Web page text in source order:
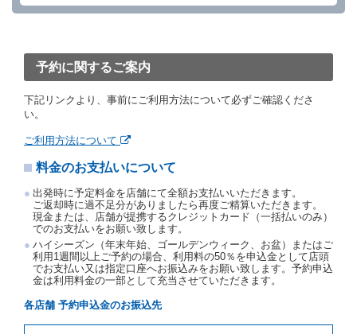
を１時間以上経過してもレンタカー貸渡契約（以下
約取消手数料を当社に支払うものとし、当社は、この
予約取消手数料の支払いがあったときは、受領済の予
約申込金を借受人に返還するものとします。
当社の都合により、予約が取り消されたとき、又は貸
約申込金を返還するものとします。
若しくは当社のいずれの責にもよらない事由により貸
たものとします。この場合、当社は受領済の予約申込
金を返還するものとします。
第５条（代替レンタカー）
当社は、借受人から予約のあった車種クラスのレンタ
カーを貸し渡すことができないときは、予約と異なる
車種クラスのレンタカー（以下「代替レンタカー」と
いいます。）の貸渡しを申し入れることができるもの
とします。
予約に関するご案内
下記リンクより、事前にご利用方法について必ずご確認くださ
い。
ご利用方法について
料金のお支払いについて
出発時に予定料金を店舗にて全額お支払いいただきます。
ご返却時に過不足分がありましたら再度ご精算いただきます。
現金または、店舗が提携するクレジットカード（一括払いのみ）
でのお支払いをお願い致します。
ハイシーズン（年末年始、ゴールデンウィーク、お盆）またはご
利用1週間以上ご予約の場合、利用料の50％を申込金として店頭
でお支払い又は指定口座へお振込みをお願い致します。予約申込
金は利用料金の一部として充当させていただきます。
各店舗 予約申込金のお振込先